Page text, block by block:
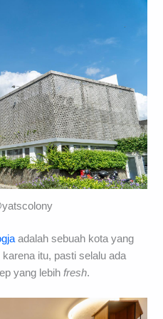
adalah sebuah kota yang
itu, pasti selalu ada
yang lebihfresh.